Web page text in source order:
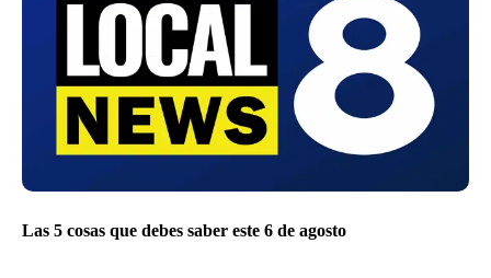
Las 5 cosas que debes saber este 6 de agosto